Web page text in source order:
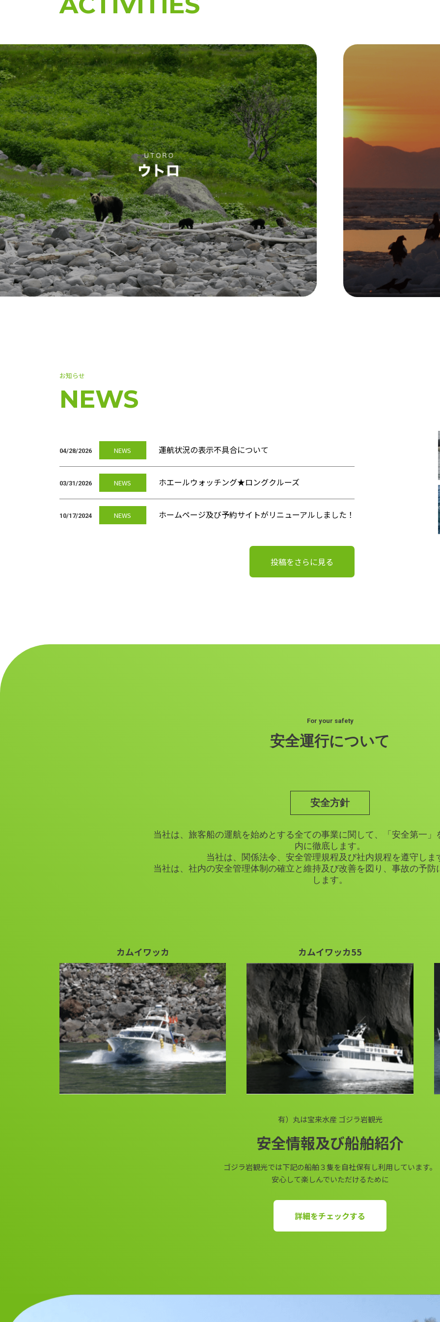
お知らせ
NEWS
04/28/2026 NEWS 運航状況の表示不具合について
03/31/2026 NEWS ホエールウォッチング★ロングクルーズ
10/17/2024 NEWS ホームページ及び予約サイトがリニューアルしました！
投稿をさらに見る
For your safety
安全運行について
安全方針
当社は、旅客船の運航を始めとする全ての事業に関して、「安全第一」
内に徹底します。
当社は、関係法令、安全管理規程及び社内規程を遵守しま
当社は、社内の安全管理体制の確立と維持及び改善を図り、事故の予防
します。
カムイワッカ カムイワッカ55
有）丸は宝来水産 ゴジラ岩観光
安全情報及び船舶紹介
ゴジラ岩観光では下記の船舶３隻を自社保有し利用しています。
安心して楽しんでいただけるために
詳細をチェックする